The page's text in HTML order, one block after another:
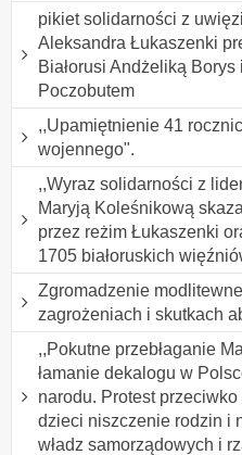
pikiet solidarności z
Aleksandra Łukaszenki
Białorusi Andżeliką
Poczobutem
,,Upamiętnienie 41
wojennego".
,,Wyraz solidarności z
Maryją Koleśnikową
przez reżim Łukaszenki
1705 białoruskich
Zgromadzenie
zagrożeniach i skutkach
,,Pokutne przebłaganie
łamanie dekalogu w
narodu. Protest
dzieci niszczenie rodzin i
władz samorządowych i